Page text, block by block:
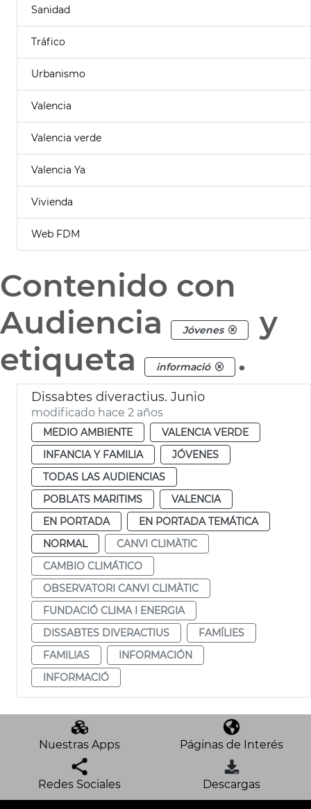
Sanidad
Tráfico
Urbanismo
Valencia
Valencia verde
Valencia Ya
Vivienda
Web FDM
Contenido con
Audiencia
Jóvenes
y
etiqueta
informació .
Dissabtes diveractius. Junio
modificado hace 2 años
MEDIO AMBIENTE
VALENCIA VERDE
INFANCIA Y FAMILIA
JÓVENES
TODAS LAS AUDIENCIAS
POBLATS MARITIMS
VALENCIA
EN PORTADA
EN PORTADA TEMÁTICA
NORMAL
CANVI CLIMÀTIC
CAMBIO CLIMÁTICO
OBSERVATORI CANVI CLIMÀTIC
FUNDACIÓ CLIMA I ENERGIA
DISSABTES DIVERACTIUS
FAMÍLIES
FAMILIAS
INFORMACIÓN
INFORMACIÓ
Nuestras Apps Páginas de Interés
Redes Sociales Descargas